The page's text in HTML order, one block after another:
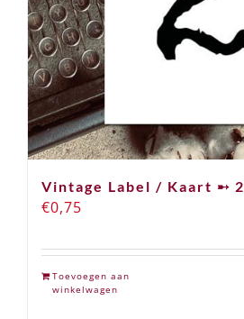
Vintage Label / Kaart ➸ 2
€0,75
Toevoegen aan
winkelwagen